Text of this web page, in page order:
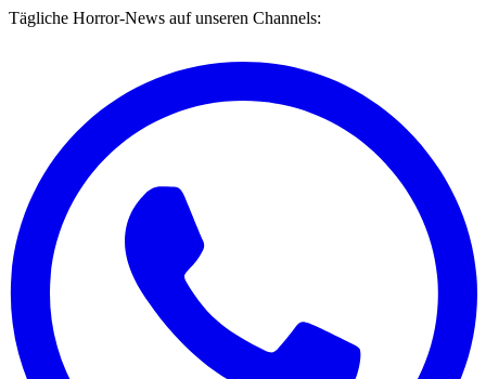
Tägliche Horror-News auf unseren Channels: